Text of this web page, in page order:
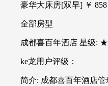
豪华大床房[双早] ￥ 858
全部房型
成都喜百年酒店 星级:
ke龙用户评级：
简介: 成都喜百年酒店管